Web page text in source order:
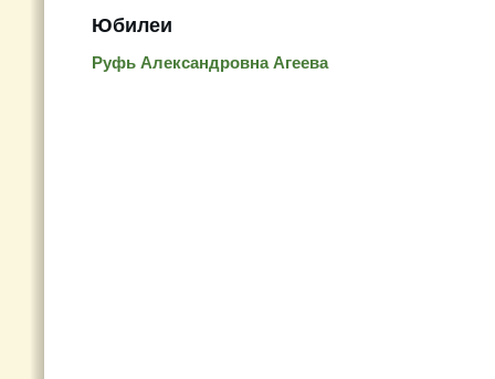
Юбилеи
Руфь Александровна Агеева